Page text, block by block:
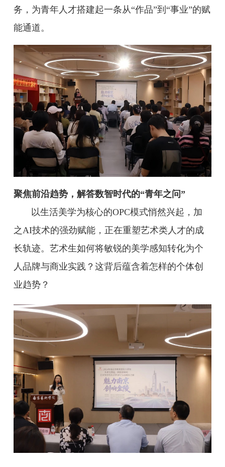
务，为青年人才搭建起一条从“作品”到“事业”的赋
能通道。
聚焦前沿趋势，解答数智时代的“青年之问”
以生活美学为核心的OPC模式悄然兴起，加
之AI技术的强劲赋能，正在重塑艺术类人才的成
长轨迹。艺术生如何将敏锐的美学感知转化为个
人品牌与商业实践？这背后蕴含着怎样的个体创
业趋势？